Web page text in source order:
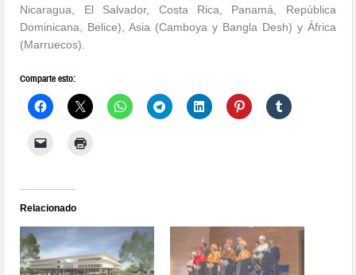
Nicaragua, El Salvador, Costa Rica, Panamá, República
Dominicana, Belice), Asia (Camboya y Bangla Desh) y África
(Marruecos).
Comparte esto:
Relacionado